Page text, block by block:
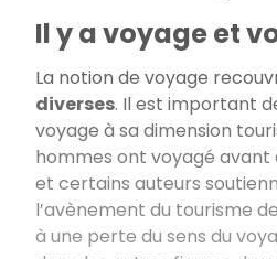
Il y a voyage et
La notion de voyage
diverses. Il est important
voyage à sa dimension
hommes ont voyagé avant
et certains auteurs
l’avènement du tourisme
à une perte du sens du